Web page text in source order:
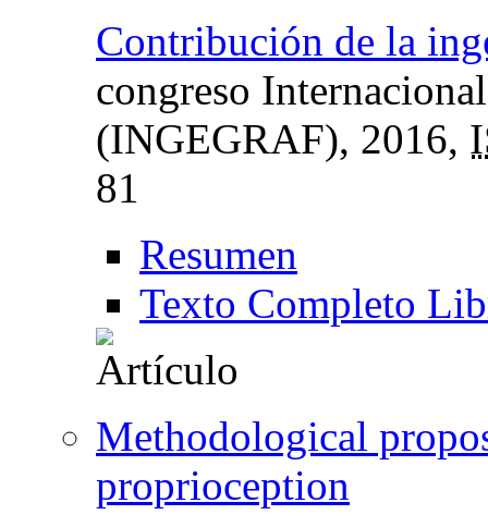
Contribución de la
congreso
(INGEGRAF), 2016,
81
Resumen
Texto Completo
Methodological
proprioception